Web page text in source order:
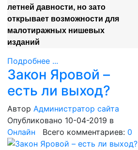
летней давности, но зато
открывает возможности для
малотиражных нишевых
изданий
Подробнее ...
Закон Яровой –
есть ли выход?
Автор Администратор сайта
Опубликовано 10-04-2019 в
Онлайн Всего комментариев: 0